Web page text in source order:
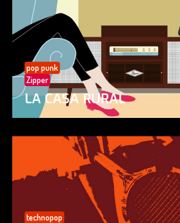
pop punk
Zipper
LA CASA RURAL
technopop